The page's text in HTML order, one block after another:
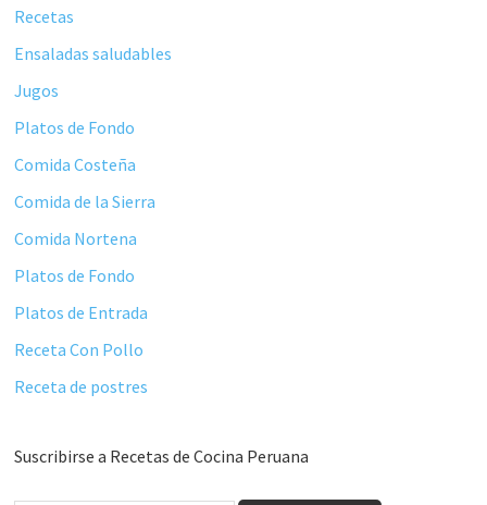
Recetas
Ensaladas saludables
Jugos
Platos de Fondo
Comida Costeña
Comida de la Sierra
Comida Nortena
Platos de Fondo
Platos de Entrada
Receta Con Pollo
Receta de postres
Suscribirse a Recetas de Cocina Peruana